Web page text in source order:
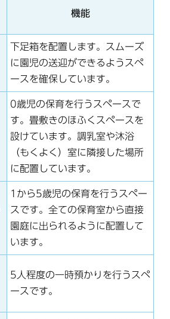
機能
下足箱を配置します。スムーズ
に園児の送迎ができるようスペ
ースを確保しています。
0歳児の保育を行うスペースで
す。畳敷きのほふくスペースを
設けています。調乳室や沐浴
（もくよく）室に隣接した場所
に配置しています。
1から5歳児の保育を行うスペー
スです。全ての保育室から直接
園庭に出られるように配置して
います。
5人程度の一時預かりを行うスペ
ースです。